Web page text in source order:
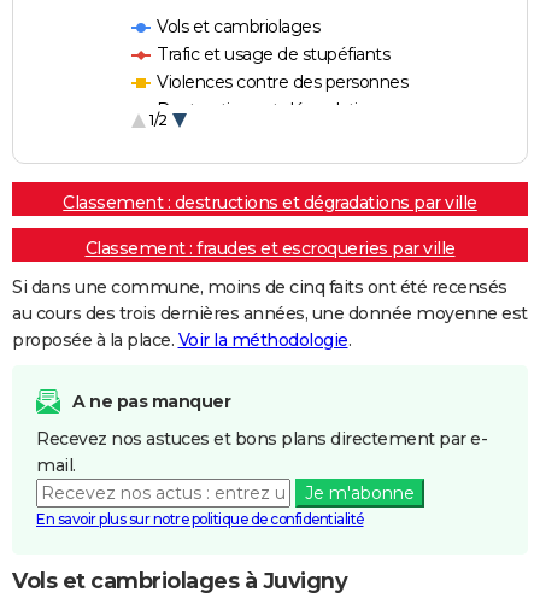
Vols et cambriolages
Trafic et usage de stupéfiants
Violences contre des personnes
Destructions et dégradations
1/2
Classement : destructions et dégradations par ville
Classement : fraudes et escroqueries par ville
Si dans une commune, moins de cinq faits ont été recensés
au cours des trois dernières années, une donnée moyenne est
proposée à la place. Voir la méthodologie.
A ne pas manquer
Recevez nos astuces et bons plans directement par e-
mail.
Je m'abonne
En savoir plus sur notre politique de confidentialité
Vols et cambriolages à Juvigny